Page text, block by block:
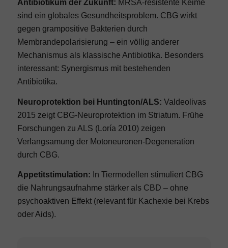
Antibiotikum der Zukunft: MRSA-resistente Keime
sind ein globales Gesundheitsproblem. CBG wirkt
gegen grampositive Bakterien durch
Membrandepolarisierung – ein völlig anderer
Mechanismus als klassische Antibiotika. Besonders
interessant: Synergismus mit bestehenden
Antibiotika.
Neuroprotektion bei Huntington/ALS: Valdeolivas
2015 zeigt CBG-Neuroprotektion im Striatum. Frühe
Forschungen zu ALS (Loría 2010) zeigen
Verlangsamung der Motoneuronen-Degeneration
durch CBG.
Appetitstimulation: In Tiermodellen stimuliert CBG
die Nahrungsaufnahme stärker als CBD – ohne
psychoaktiven Effekt (relevant für Kachexie bei Krebs
oder Aids).